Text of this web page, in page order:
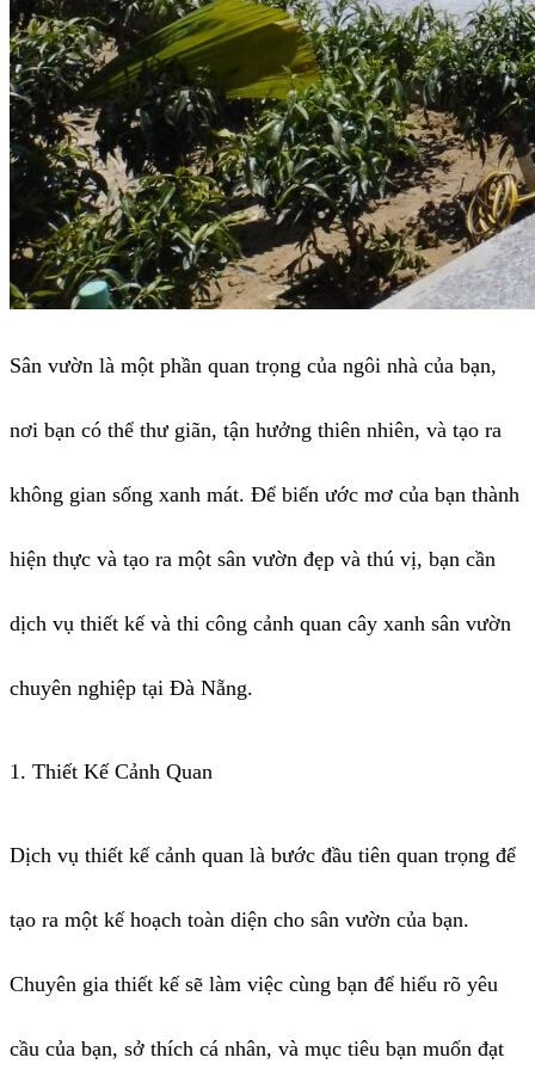
Sân vườn là một phần quan trọng của ngôi nhà của bạn,
nơi bạn có thể thư giãn, tận hưởng thiên nhiên, và tạo ra
không gian sống xanh mát. Để biến ước mơ của bạn thành
hiện thực và tạo ra một sân vườn đẹp và thú vị, bạn cần
dịch vụ thiết kế và thi công cảnh quan cây xanh sân vườn
chuyên nghiệp tại Đà Nẵng.
1. Thiết Kế Cảnh Quan
Dịch vụ thiết kế cảnh quan là bước đầu tiên quan trọng để
tạo ra một kế hoạch toàn diện cho sân vườn của bạn.
Chuyên gia thiết kế sẽ làm việc cùng bạn để hiểu rõ yêu
cầu của bạn, sở thích cá nhân, và mục tiêu bạn muốn đạt